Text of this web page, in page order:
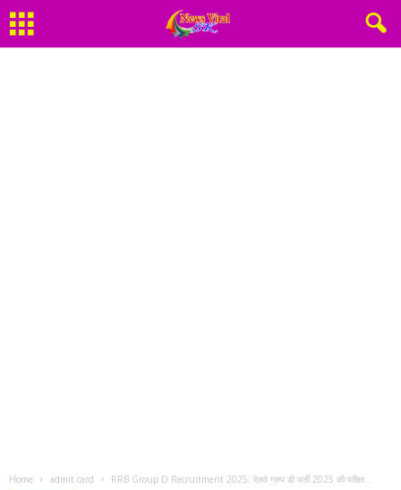
Home admit card RRB Group D Recruitment 2025: रेलवे ग्रुप डी भर्ती 2025 की परीक्षा...